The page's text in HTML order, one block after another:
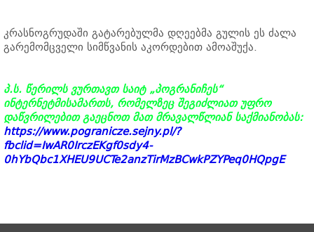
კრასნოგრუდაში გატარებულმა დღეებმა გულის ეს ძალა
გარემომცველი სიმწვანის აკორდებით ამოაშუქა.
პ.ს. წერილს ვურთავთ საიტ „პოგრანიჩეს“
ინტერნეტმისამართს, რომელზეც შეგიძლიათ უფრო
დაწვრილებით გაეცნოთ მათ მრავალწლიან საქმიანობას:
https://www.pogranicze.sejny.pl/?
fbclid=IwAR0IrczEKgf0sdy4-
0hYbQbc1XHEU9UCTe2anzTirMzBCwkPZYPeq0HQpgE